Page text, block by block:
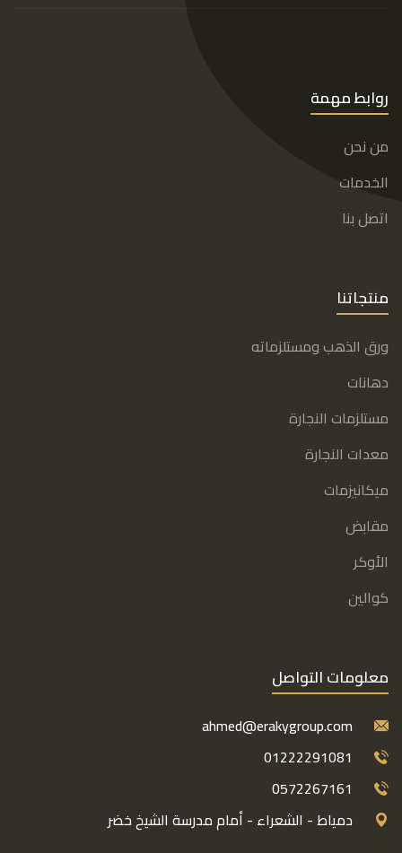
روابط مهمة
من نحن
الخدمات
اتصل بنا
منتجاتنا
ورق الذهب ومستلزماته
دهانات
مستلزمات النجارة
معدات النجارة
ميكانيزمات
مقابض
الأوكر
كوالين
معلومات التواصل
ahmed@erakygroup.com
01222291081
0572267161
دمياط - الشعراء - أمام مدرسة الشيخ خضر